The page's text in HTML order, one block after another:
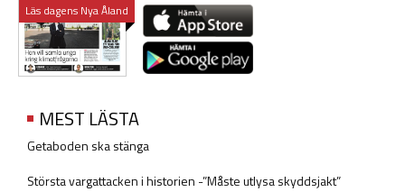
Läs dagens Nya Åland
MEST LÄSTA
Getaboden ska stänga
Största vargattacken i historien -”Måste utlysa skyddsjakt”